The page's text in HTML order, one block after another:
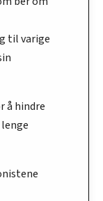
til varige
å hindre